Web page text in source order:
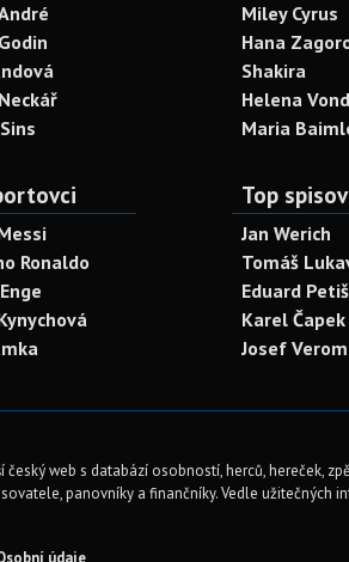
Miley Cyrus
Hana
Shakira
Helena
Maria
Ronaldo
Top
Jan Werich
Tomáš
Eduard
Karel Čapek
Josef
český web s databází osobností, herců, hereček,
panovníky a finančníky. Vedle